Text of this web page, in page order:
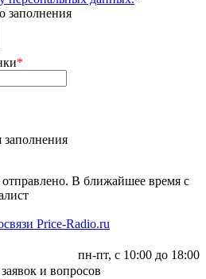
заполнения
*
заполнения
В ближайшее время с
пн-пт, с 10:00 до 18:00
и вопросов